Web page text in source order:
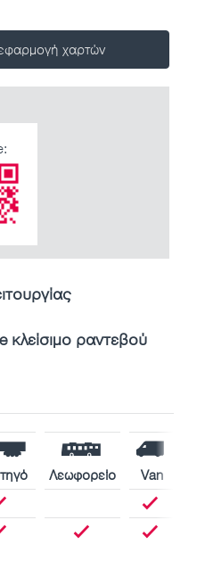
χαρτών
κλείσιμο ραντεβού
Λεωφορείο
Van